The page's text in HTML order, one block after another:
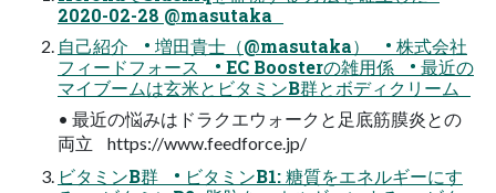
2020-02-28 @masutaka
自己紹介 • 増田貴士（@masutaka） • 株式会社
フィードフォース • EC Boosterの雑用係 • 最近の
マイブームは玄米とビタミンB群とボディクリーム
• 最近の悩みはドラクエウォークと足底筋膜炎との
両立 https://www.feedforce.jp/
ビタミンB群 • ビタミンB1: 糖質をエネルギーにす